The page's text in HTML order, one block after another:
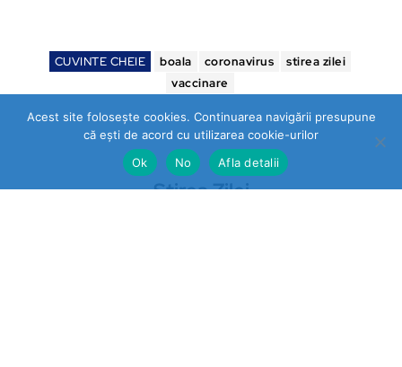
CUVINTE CHEIE boala coronavirus
stirea zilei
vaccinare
Stirea Zilei
Acest site folosește cookies. Continuarea navigării presupune
că ești de acord cu utilizarea cookie-urilor
Ok
No Afla detalii